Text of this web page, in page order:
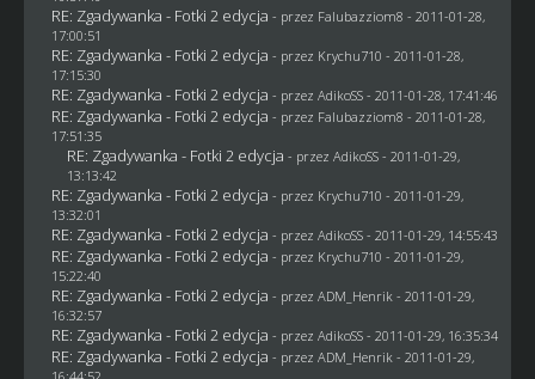
RE: Zgadywanka - Fotki 2 edycja - przez Falubazziom8 - 2011-01-28,
17:00:51
RE: Zgadywanka - Fotki 2 edycja - przez Krychu710 - 2011-01-28,
17:15:30
RE: Zgadywanka - Fotki 2 edycja - przez AdikoSS - 2011-01-28, 17:41:46
RE: Zgadywanka - Fotki 2 edycja - przez Falubazziom8 - 2011-01-28,
17:51:35
RE: Zgadywanka - Fotki 2 edycja - przez AdikoSS - 2011-01-29,
13:13:42
RE: Zgadywanka - Fotki 2 edycja - przez Krychu710 - 2011-01-29,
13:32:01
RE: Zgadywanka - Fotki 2 edycja - przez AdikoSS - 2011-01-29, 14:55:43
RE: Zgadywanka - Fotki 2 edycja - przez Krychu710 - 2011-01-29,
15:22:40
RE: Zgadywanka - Fotki 2 edycja - przez ADM_Henrik - 2011-01-29,
16:32:57
RE: Zgadywanka - Fotki 2 edycja - przez AdikoSS - 2011-01-29, 16:35:34
RE: Zgadywanka - Fotki 2 edycja - przez ADM_Henrik - 2011-01-29,